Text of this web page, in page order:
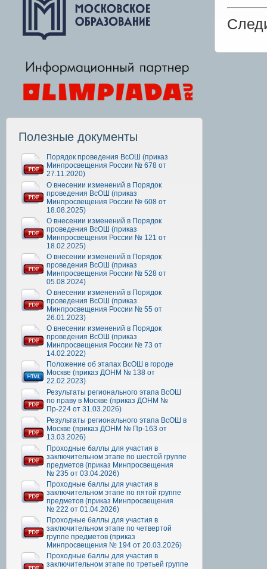
Полезные документы
Порядок проведения ВсОШ (приказ
Минпросвещения России № 678 от
27.11.2020)
О внесении изменений в Порядок
проведения ВсОШ (приказ
Минпросвещения России № 608 от
18.08.2025)
О внесении изменений в Порядок
проведения ВсОШ (приказ
Минпросвещения России № 121 от
18.02.2025)
О внесении изменений в Порядок
проведения ВсОШ (приказ
Минпросвещения России № 528 от
05.08.2024)
О внесении изменений в Порядок
проведения ВсОШ (приказ
Минпросвещения России № 55 от
26.01.2023)
О внесении изменений в Порядок
проведения ВсОШ (приказ
Минпросвещения России № 73 от
14.02.2022)
Положение об этапах ВсОШ в городе
Москве (приказ ДОНМ № 138 от
22.02.2023)
Результаты регионального этапа ВсОШ
по праву в Москве (приказ ДОНМ №
Пр-224 от 31.03.2026)
Результаты регионального этапа ВсОШ в
Москве (приказ ДОНМ № Пр-163 от
13.03.2026)
Проходные баллы для участия в
заключительном этапе по шестой группе
предметов (приказ Минпросвещения
№ 235 от 03.04.2026)
Проходные баллы для участия в
заключительном этапе по пятой группе
предметов (приказ Минпросвещения
№ 222 от 01.04.2026)
Проходные баллы для участия в
заключительном этапе по четвертой
группе предметов (приказ
Минпросвещения № 194 от 20.03.2026)
Проходные баллы для участия в
заключительном этапе по третьей группе